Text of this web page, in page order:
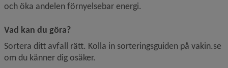
och öka andelen förnyelsebar energi.
Vad kan du göra?
Sortera ditt avfall rätt. Kolla in sorteringsguiden på vakin.se
om du känner dig osäker.